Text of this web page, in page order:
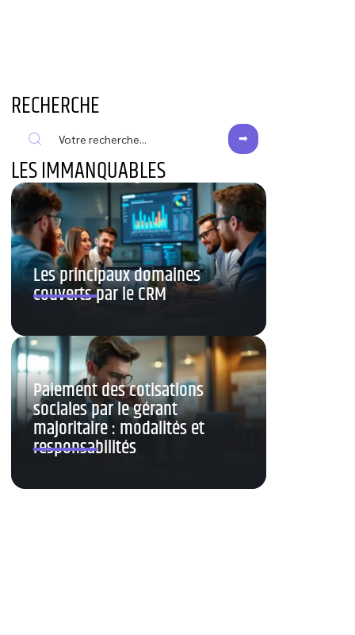
RECHERCHE
LES IMMANQUABLES
Les principaux domaines
couverts par le CRM
Paiement des cotisations
sociales par le gérant
majoritaire : modalités et
responsabilités